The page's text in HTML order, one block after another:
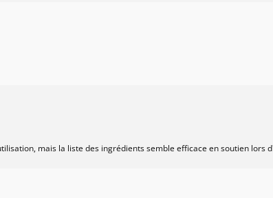
mais la liste des ingrédients semble efficace en soutien lors